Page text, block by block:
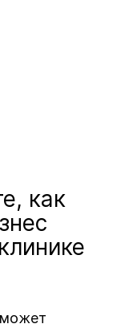
как